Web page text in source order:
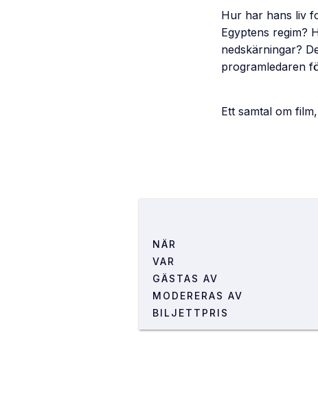
Hur har hans liv
Egyptens regim?
nedskärningar?
programledaren
Ett samtal om
NÄR
VAR
LOKAL
ADRESS
GÄSTAS AV
MODERERAS AV
BILJETTPRIS